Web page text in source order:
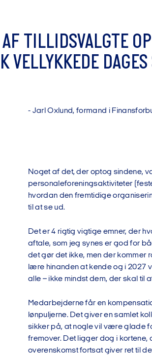
AF TILLIDSVALGTE OP
K VELLYKKEDE DAGES
- Jar Oxl und, formand i Finansforb
Noget af det, der optog sindene,
personaleforeningsaktiviteter
hvordan den fremtidige
til at se ud.
Det er 4 rigtig vigtige emner, der
aftale, som jeg synes er god for
det gør det ikke, men der kommer
lære hinanden at kende og i 2027
alle – ikke mindst dem, der skal til
Medarbejderne får en
lønpuljerne. Det giver en samlet
sikker på, at nogle vil være glade
fremover. Det ligger dog i kortene,
overenskomst fortsat giver ret til